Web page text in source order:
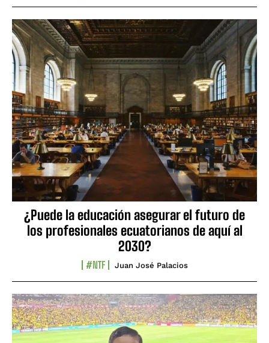
¿Puede la educación asegurar el futuro de
los profesionales ecuatorianos de aquí al
2030?
#NTF Juan José Palacios